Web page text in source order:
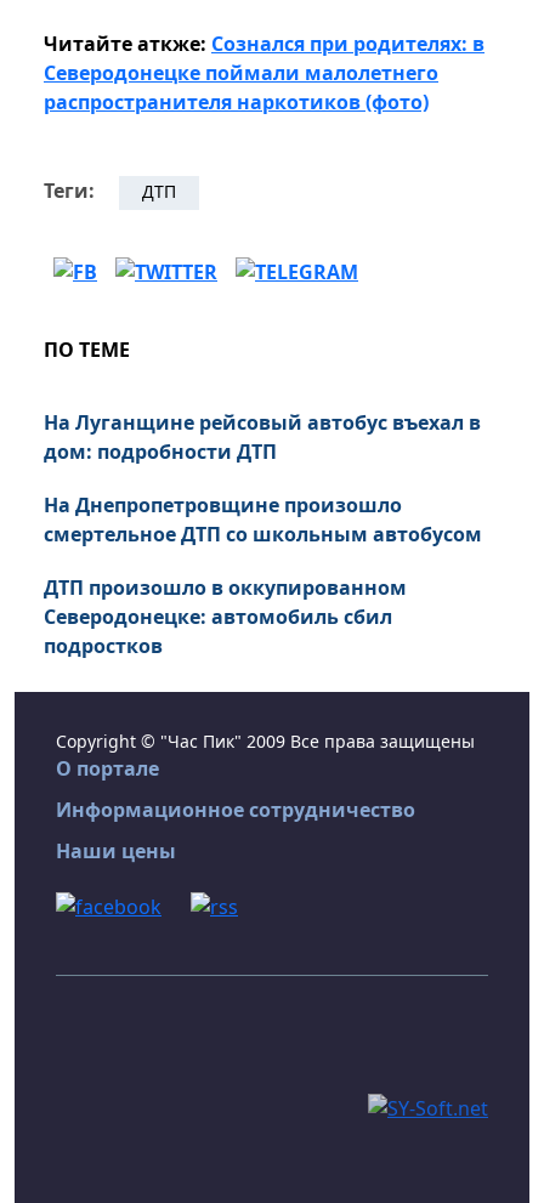
Читайте аткже: Сознался при родителях: в
Северодонецке поймали малолетнего
распространителя наркотиков (фото)
Теги: ДТП
ПО ТЕМЕ
На Луганщине рейсовый автобус въехал в
дом: подробности ДТП
На Днепропетровщине произошло
смертельное ДТП со школьным автобусом
ДТП произошло в оккупированном
Северодонецке: автомобиль сбил
подростков
Copyright © "Час Пик" 2009 Все права защищены
О портале
Информационное сотрудничество
Наши цены